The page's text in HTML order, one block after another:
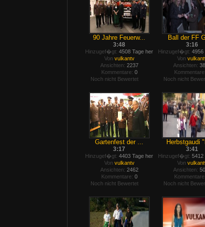
90 Jahre Feuerw...
3:48
Hinzugef�gt: 4508 Tage her
Von vulkantv
Ansichten: 2237
Kommentare: 0
Noch nicht Bewertet
Ball der FF
3:16
Hinzugef�gt: 4956
Von
Ansichten:
Kommentare:
Noch nicht
Gartenfest der ...
3:17
Hinzugef�gt: 4403 Tage her
Von vulkantv
Ansichten: 2462
Kommentare: 0
Noch nicht Bewertet
Herbstgaudi
3:41
Hinzugef�gt: 5412
Von
Ansichten:
Kommentare:
Noch nicht